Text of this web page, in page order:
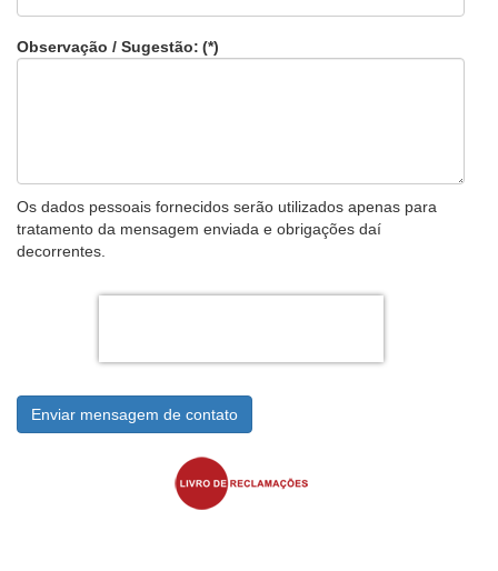
Observação / Sugestão: (*)
Os dados pessoais fornecidos serão utilizados apenas para
tratamento da mensagem enviada e obrigações daí
decorrentes.